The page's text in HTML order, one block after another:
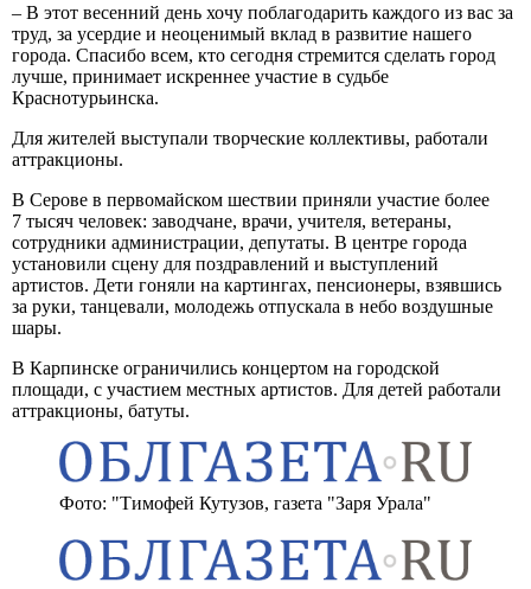
– В этот весенний день хочу поблагодарить каждого из вас за
труд, за усердие и неоценимый вклад в развитие нашего
города. Спасибо всем, кто сегодня стремится сделать город
лучше, принимает искреннее участие в судьбе
Краснотурьинска.
Для жителей выступали творческие коллективы, работали
аттракционы.
В Серове в первомайском шествии приняли участие более
7 тысяч человек: заводчане, врачи, учителя, ветераны,
сотрудники администрации, депутаты. В центре города
установили сцену для поздравлений и выступлений
артистов. Дети гоняли на картингах, пенсионеры, взявшись
за руки, танцевали, молодежь отпускала в небо воздушные
шары.
В Карпинске ограничились концертом на городской
площади, с участием местных артистов. Для детей работали
аттракционы, батуты.
Фото: "Тимофей Кутузов, газета "Заря Урала"